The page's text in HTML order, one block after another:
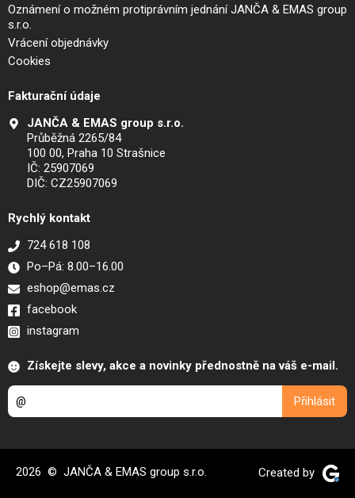
Oznámení o možném protiprávním jednání JANČA & EMAS group
s.r.o.
Vrácení objednávky
Cookies
Fakturační údaje
JANČA & EMAS group s.r.o.
Průběžná 2265/84
100 00, Praha 10 Strašnice
IČ: 25907069
DIČ: CZ25907069
Rychlý kontakt
724 618 108
Po–Pá: 8.00–16.00
eshop@emas.cz
facebook
instagram
Získejte slevy, akce a novinky přednostně na váš e-mail.
2026 © JANČA & EMAS group s.r.o. Created by